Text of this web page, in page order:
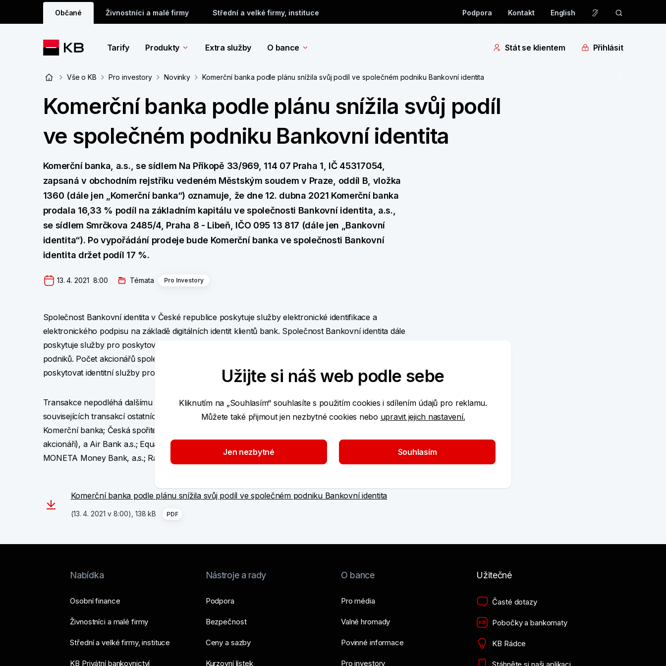
Občané Živnostníci a malé firmy Střední a velké firmy, instituce Podpora Kontakt English
Tarify Produkty Extra služby O bance Stát se klientem Přihlásit
Vše o KB Pro investory Novinky Komerční banka podle plánu snížila svůj podíl ve společném podniku Bankovní identita
Komerční banka podle plánu snížila svůj podíl
ve společném podniku Bankovní identita
Komerční banka, a.s., se sídlem Na Příkopě 33/969, 114 07 Praha 1, IČ 45317054,
zapsaná v obchodním rejstříku vedeném Městským soudem v Praze, oddíl B, vložka
1360 (dále jen „Komerční banka“) oznamuje, že dne 12. dubna 2021 Komerční banka
prodala 16,33 % podíl na základním kapitálu ve společnosti Bankovní identita, a.s.,
se sídlem Smrčkova 2485/4, Praha 8 - Libeň, IČO 095 13 817 (dále jen „Bankovní
identita“). Po vypořádání prodeje bude Komerční banka ve společnosti Bankovní
identita držet podíl 17 %.
13. 4. 2021  8:00 Témata Pro Investory
Společnost Bankovní identita v České republice poskytuje služby elektronické identifikace a
elektronického podpisu na základě digitálních identit klientů bank. Společnost Bankovní identita dále
poskytuje služby pro poskytovatele digitálních služeb z řad veřejných institucí i soukromých
podniků. Počet akcionářů společnosti Bankovní identita se zvýšil v souladu se strategií společnosti
poskytovat identitní služby prostřednictvím většiny českých bank.
Transakce nepodléhá dalšímu regulatornímu schvalování. Po vypořádání této transakce a
souvisejících transakcí ostatních akcionářů bude mít Bankovní identita následující akcionáře:
Komerční banka; Česká spořitelna, a.s.; a Československá obchodní banka, a.s. (jako zakládající
akcionáři), a Air Bank a.s.; Equa bank a.s.; Fio banka, a.s.; mBank S.A., organizační složka;
MONETA Money Bank, a.s.; Raiffeisenbank a.s.; a UniCredit Bank Czech Republic and Slovakia, a.s.
Komerční banka podle plánu snížila svůj podíl ve společném podniku Bankovní identita
(13. 4. 2021 v 8:00), 138 kB PDF
Nabídka
Osobní finance
Živnostníci a malé firmy
Střední a velké firmy, instituce
KB Privátní bankovnictví
Nástroje a rady
Podpora
Bezpečnost
Ceny a sazby
Kurzovní lístek
O bance
Pro média
Valné hromady
Povinné informace
Pro investory
Užitečné
Časté dotazy
Pobočky a bankomaty
KB Rádce
Užijte si náš web podle sebe
Kliknutím na „Souhlasím“ souhlasíte s použitím cookies i sdílením údajů pro reklamu.
Můžete také přijmout jen nezbytné cookies nebo upravit jejich nastavení.
Jen nezbytné Souhlasím